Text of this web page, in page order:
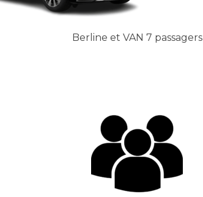
Berline et VAN 7 passagers